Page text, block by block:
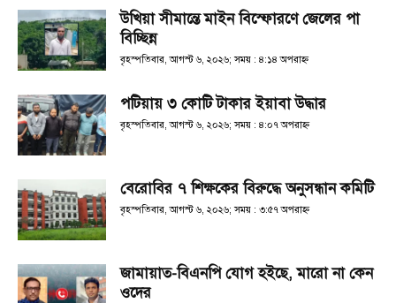
উখিয়া সীমান্তে মাইন বিস্ফোরণে জেলের পা
বিচ্ছিন্ন
বৃহস্পতিবার, আগস্ট ৬, ২০২৬; সময় : ৪:১৪ অপরাহ্ণ
পটিয়ায় ৩ কোটি টাকার ইয়াবা উদ্ধার
বৃহস্পতিবার, আগস্ট ৬, ২০২৬; সময় : ৪:০৭ অপরাহ্ণ
বেরোবির ৭ শিক্ষকের বিরুদ্ধে অনুসন্ধান কমিটি
বৃহস্পতিবার, আগস্ট ৬, ২০২৬; সময় : ৩:৫৭ অপরাহ্ণ
জামায়াত-বিএনপি যোগ হইছে, মারো না কেন
ওদের